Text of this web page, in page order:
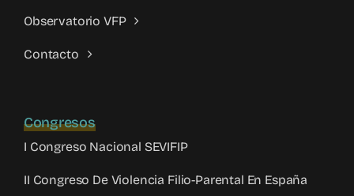
Observatorio VFP
Contacto
Congresos
I Congreso Nacional SEVIFIP
II Congreso De Violencia Filio-Parental En España